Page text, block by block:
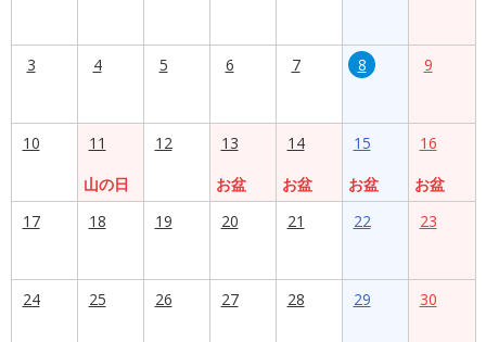
3 4 5 6 7 8 9
10
11
山の日
12
13
お盆
14
お盆
15
お盆
16
お盆
17
18 19 20 21 22 23
24 25 26 27 28 29 30